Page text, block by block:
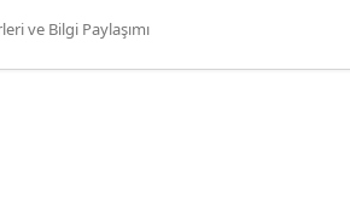
ve Bilgi Paylaşımı